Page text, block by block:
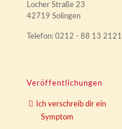
Locher Straße 23
42719 Solingen
Telefon: 0212 - 88 13 2121
Veröffentlichungen
Ich verschreib dir ein
Symptom